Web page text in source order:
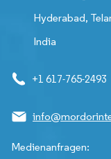
Hyderabad,
India
+1 617-765-2493
Medienanfragen: